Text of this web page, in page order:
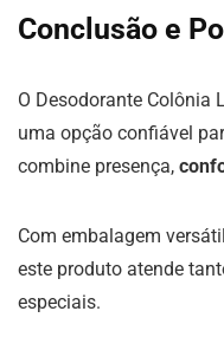
Conclusão e
O Desodorante Colônia
uma opção confiável
combine presença,
Com embalagem
este produto atende
especiais.